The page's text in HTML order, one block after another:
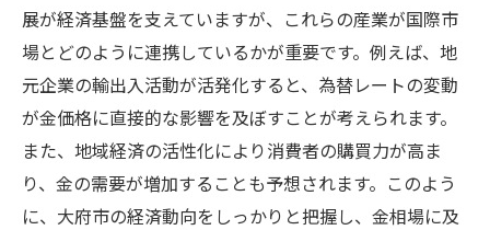
展が経済基盤を支えていますが、これらの産業が国際市
場とどのように連携しているかが重要です。例えば、地
元企業の輸出入活動が活発化すると、為替レートの変動
が金価格に直接的な影響を及ぼすことが考えられます。
また、地域経済の活性化により消費者の購買力が高ま
り、金の需要が増加することも予想されます。このよう
に、大府市の経済動向をしっかりと把握し、金相場に及